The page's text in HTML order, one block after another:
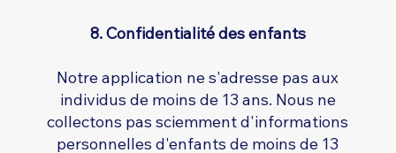
8. Confidentialité des enfants
Notre application ne s'adresse pas aux
individus de moins de 13 ans. Nous ne
collectons pas sciemment d'informations
personnelles d'enfants de moins de 13